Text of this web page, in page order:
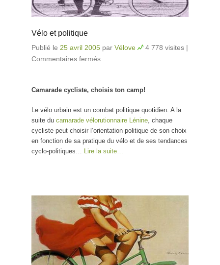
Vélo et politique
Publié le 25 avril 2005 par Vélove 4 778 visites |
Commentaires fermés
Camarade cycliste, choisis ton camp!
Le vélo urbain est un combat politique quotidien. A la
suite du camarade vélorutionnaire Lénine , chaque
cycliste peut choisir l’orientation politique de son choix
en fonction de sa pratique du vélo et de ses tendances
cyclo-politiques…
Lire la suite…